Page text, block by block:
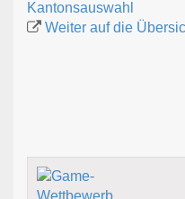
Kantonsauswahl
Weiter auf die